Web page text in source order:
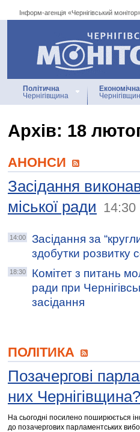
Інформ-агенція «Чернігівський
Інформ-агенція
«Чернігівський
Політична
Чернігівщина
Економічна
Архiв: 18
АНОНСИ
Засідання
міської ради 14:30
14:00
Засідання за
здобутки розвитку
18:30
Комітет з питань
ради при
засідання
ПОЛІТИКА
Позачергові
них Чернігівщина?
На сьогодні посилено поширюється
до позачергових парламентських